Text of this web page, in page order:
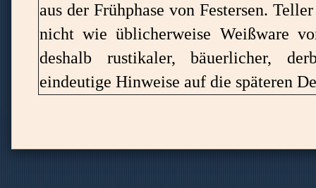
aus der Frühphase von Festersen.
nicht wie üblicherweise Weißware
deshalb rustikaler, bäuerlicher,
eindeutige Hinweise auf die späteren